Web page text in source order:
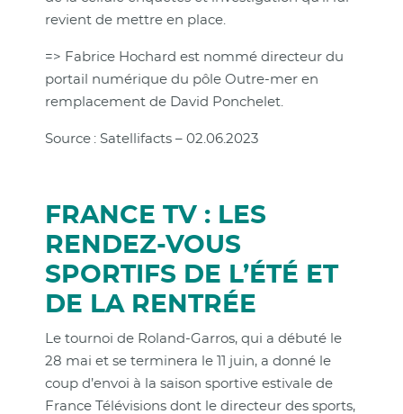
revient de mettre en place.
=> Fabrice Hochard est nommé directeur du
portail numérique du pôle Outre-mer en
remplacement de David Ponchelet.
Source : Satellifacts – 02.06.2023
FRANCE TV : LES
RENDEZ-VOUS
SPORTIFS DE L’ÉTÉ ET
DE LA RENTRÉE
Le tournoi de Roland-Garros, qui a débuté le
28 mai et se terminera le 11 juin, a donné le
coup d’envoi à la saison sportive estivale de
France Télévisions dont le directeur des sports,